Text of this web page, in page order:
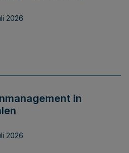
2026
in
2026